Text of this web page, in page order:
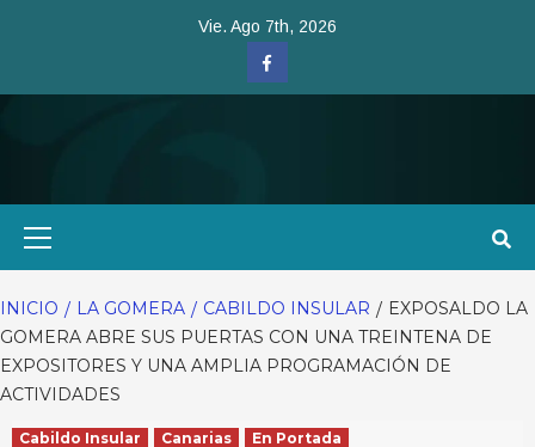
Vie. Ago 7th, 2026
Facebook
INICIO LA GOMERA CABILDO INSULAR
EXPOSALDO LA
GOMERA ABRE SUS PUERTAS CON UNA TREINTENA DE
EXPOSITORES Y UNA AMPLIA PROGRAMACIÓN DE
ACTIVIDADES
Cabildo Insular Canarias En Portada